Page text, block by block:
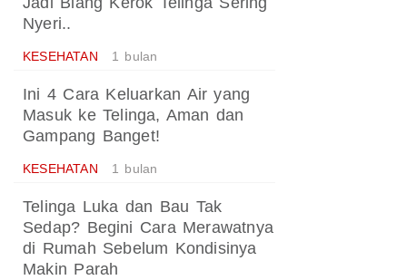
Nyeri..
KESEHATAN 1 bulan
Ini 4 Cara Keluarkan Air yang
Masuk ke Telinga, Aman dan
Gampang Banget!
KESEHATAN 1 bulan
Telinga Luka dan Bau Tak
Sedap? Begini Cara Merawatnya
di Rumah Sebelum Kondisinya
Makin Parah